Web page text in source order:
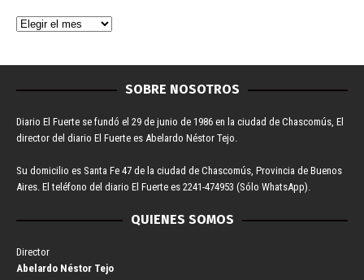
SOBRE NOSOTROS
Diario El Fuerte se fundó el 29 de junio de 1986 en la ciudad de Chascomús, El
director del diario El Fuerte es Abelardo Néstor Tejo.
Su domicilio es Santa Fe 47 de la ciudad de Chascomús, Provincia de Buenos
Aires. El teléfono del diario El Fuerte es 2241-474953 (Sólo WhatsApp).
QUIENES SOMOS
Director
Abelardo Néstor Tejo